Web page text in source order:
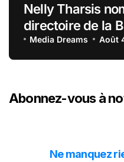
Nelly Tharsis
directoire de la
du Crédit Mutuel
Media Dreams Août
Abonnez-vous à
Ne manquez